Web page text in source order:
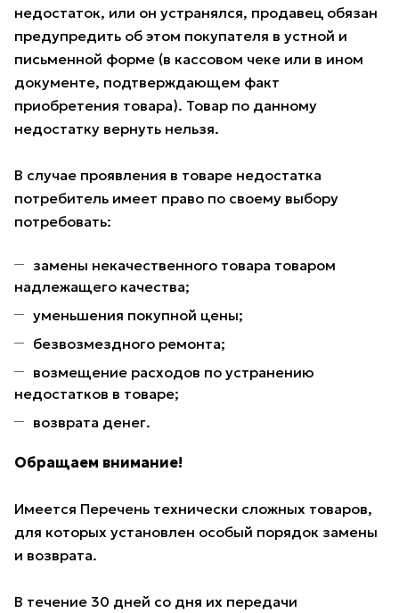
недостаток, или он устранялся, продавец обязан
предупредить об этом покупателя в устной и
письменной форме (в кассовом чеке или в ином
документе, подтверждающем факт
приобретения товара). Товар по данному
недостатку вернуть нельзя.
В случае проявления в товаре недостатка
потребитель имеет право по своему выбору
потребовать:
замены некачественного товара товаром
надлежащего качества;
уменьшения покупной цены;
безвозмездного ремонта;
возмещение расходов по устранению
недостатков в товаре;
возврата денег.
Обращаем внимание!
Имеется Перечень технически сложных товаров,
для которых установлен особый порядок замены
и возврата.
В течение 30 дней со дня их передачи